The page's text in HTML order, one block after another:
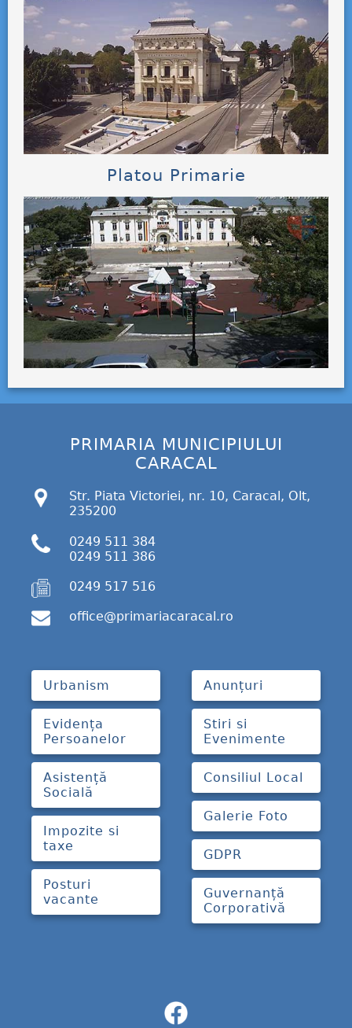
Platou Primarie
PRIMARIA MUNICIPIULUI
CARACAL
Str. Piata Victoriei, nr. 10, Caracal, Olt,
235200
0249 511 384
0249 511 386
0249 517 516
office@primariacaracal.ro
Urbanism
Evidența
Persoanelor
Asistență
Socială
Impozite si
taxe
Posturi
vacante
Anunțuri
Stiri si
Evenimente
Consiliul Local
Galerie Foto
GDPR
Guvernanță
Corporativă